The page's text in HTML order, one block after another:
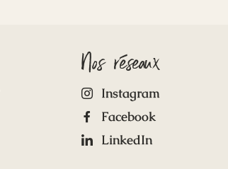
Nos réseaux
Instagram
Facebook
LinkedIn